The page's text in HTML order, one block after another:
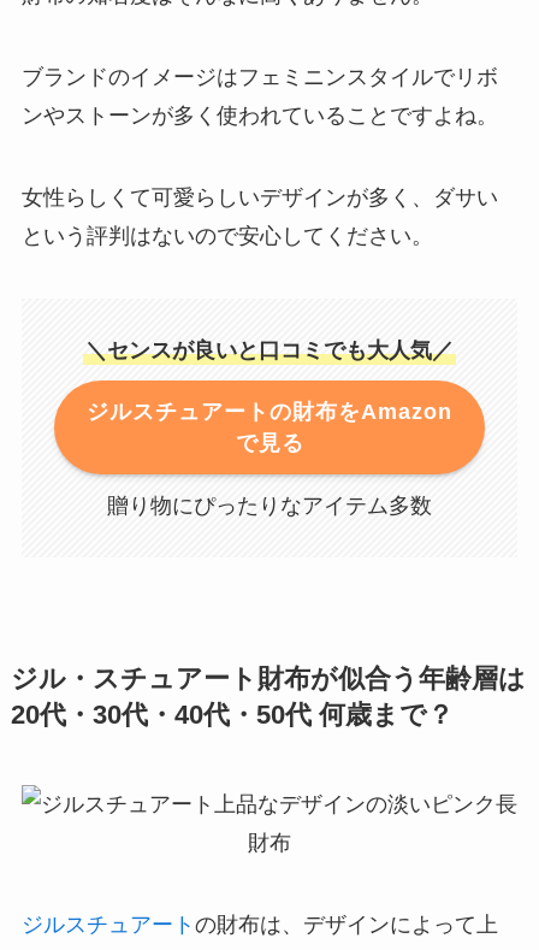
ブランドのイメージはフェミニンスタイルでリボ
ンやストーンが多く使われていることですよね。
女性らしくて可愛らしいデザインが多く、ダサい
という評判はないので安心してください。
＼センスが良いと口コミでも大人気／
ジルスチュアートの財布をAmazon
で見る
贈り物にぴったりなアイテム多数
ジル・スチュアート財布が似合う年齢層は
20代・30代・40代・50代 何歳まで？
ジルスチュアート の財布は、デザインによって上